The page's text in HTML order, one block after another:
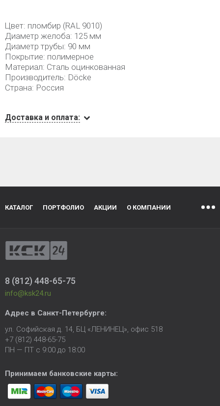
Цвет: пломбир (RAL 9010)
Диаметр желоба: 125 мм
Диаметр трубы: 90 мм
Покрытие: полимерное
Материал: Сталь оцинкованная
Производитель: Döcke
Страна: Россия
Доставка и оплата:
КАТАЛОГ ПОРТФОЛИО АКЦИИ О КОМПАНИИ
8 (812) 448-65-75
info@ksk24.ru
Адрес в Санкт-Петербурге:
ул. Софийская д. 14, БЦ «ЛЕНИНЕЦ», офис 518
+7 (812) 448-65-75
ПН — ПТ с 9:00 до 18:00
Принимаем банковские карты: